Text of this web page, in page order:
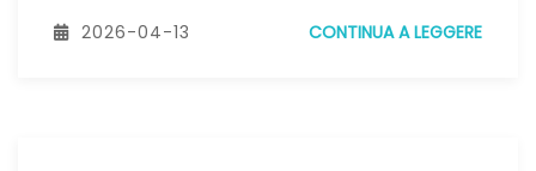
2026-04-13 CONTINUA A LEGGERE